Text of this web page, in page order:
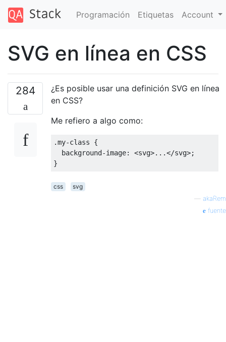
Programación Etiquetas Account
SVG en línea en CSS
284
¿Es posible usar una definición SVG en línea
en CSS?
Me refiero a algo como:
.my-class
{
  background
-image: <svg>...</svg>;
}
css
svg
akaRem
fuente